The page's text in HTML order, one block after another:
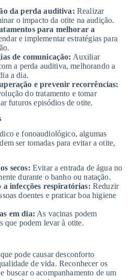
da perda auditiva: Realizar
o impacto da otite na audição.
para melhorar a
e implementar estratégias para
de comunicação: Auxiliar
a perda auditiva, melhorando a
a dia.
e prevenir recorrências:
do tratamento e tomar
futuros episódios de otite.
e fonoaudiológico, algumas
ser tomadas para evitar a otite,
secos: Evitar a entrada de água no
durante o banho ou natação.
a infecções respiratórias: Reduzir
doentes e praticar boa higiene
em dia: As vacinas podem
que podem levar à otite.
pode causar desconforto
de vida. Reconhecer os
buscar o acompanhamento de um